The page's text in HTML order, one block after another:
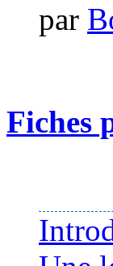
par
Fiches